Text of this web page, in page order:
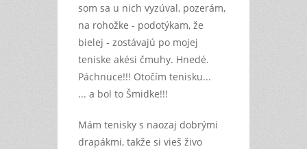
som sa u nich vyzúval, pozerám,
na rohožke - podotýkam, že
bielej - zostávajú po mojej
teniske akési čmuhy. Hnedé.
Páchnuce!!! Otočím tenisku...
... a bol to Šmidke!!!
Mám tenisky s naozaj dobrými
drapákmi, takže si vieš živo